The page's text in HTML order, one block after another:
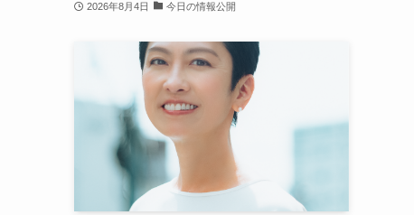
2026年8月4日 今日の情報公開